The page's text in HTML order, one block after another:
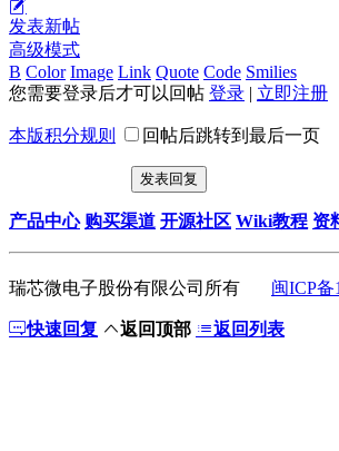
发表新帖
高级模式
B Color Image Link Quote Code Smilies
您需要登录后才可以回帖 登录 | 立即注册
本版积分规则 回帖后跳转到最后一页
发表回复
产品中心 购买渠道 开源社区 Wiki教程 资
瑞芯微电子股份有限公司所有 闽ICP备
快速回复 返回顶部 返回列表